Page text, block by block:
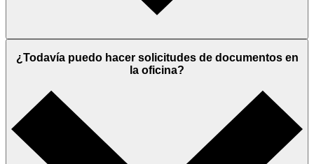
¿Todavía puedo hacer solicitudes de documentos en
la oficina?